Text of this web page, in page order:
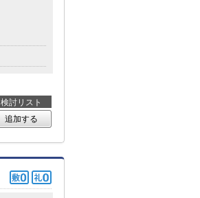
検討リスト
追加する